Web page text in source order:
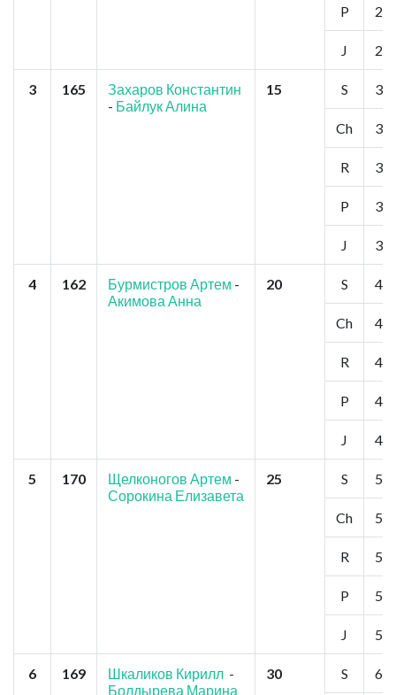
P 2
J 2
3 165
Захаров Константин
- Байлук Алина
15 S 3
Ch 3
R 3
P 3
J 3
4 162 Бурмистров Артем -
Акимова Анна
20 S 4
Ch 4
R 4
P 4
J 4
5 170 Щелконогов Артем -
Сорокина Елизавета
25 S 5
Ch 5
R 5
P 5
J 5
6 169 Шкаликов Кирилл -
Болдырева Марина
30 S 6